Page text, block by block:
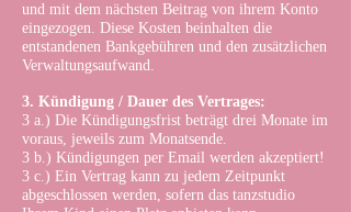
und mit dem nächsten Beitrag von ihrem Konto
eingezogen. Diese Kosten beinhalten die
entstandenen Bankgebühren und den zusätzlichen
Verwaltungsaufwand.
3. Kündigung / Dauer des Vertrages:
3 a.) Die Kündigungsfrist beträgt drei Monate im
voraus, jeweils zum Monatsende.
3 b.) Kündigungen per Email werden akzeptiert!
3 c.) Ein Vertrag kann zu jedem Zeitpunkt
abgeschlossen werden, sofern das tanzstudio